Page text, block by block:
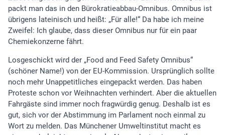
packt man das in den Bürokratieabbau-Omnibus. Omnibus ist
übrigens lateinisch und heißt: „Für alle!“ Da habe ich meine
Zweifel: Ich glaube, dass dieser Omnibus nur für ein paar
Chemiekonzerne fährt.
Losgeschickt wird der „Food and Feed Safety Omnibus“
(schöner Name!) von der EU-Kommission. Ursprünglich sollte
noch mehr Unappetitliches eingepackt werden. Das haben
Proteste schon vor Weihnachten verhindert. Aber die aktuellen
Fahrgäste sind immer noch fragwürdig genug. Deshalb ist es
gut, sich vor der Abstimmung im Parlament noch einmal zu
Wort zu melden. Das Münchener Umweltinstitut macht es